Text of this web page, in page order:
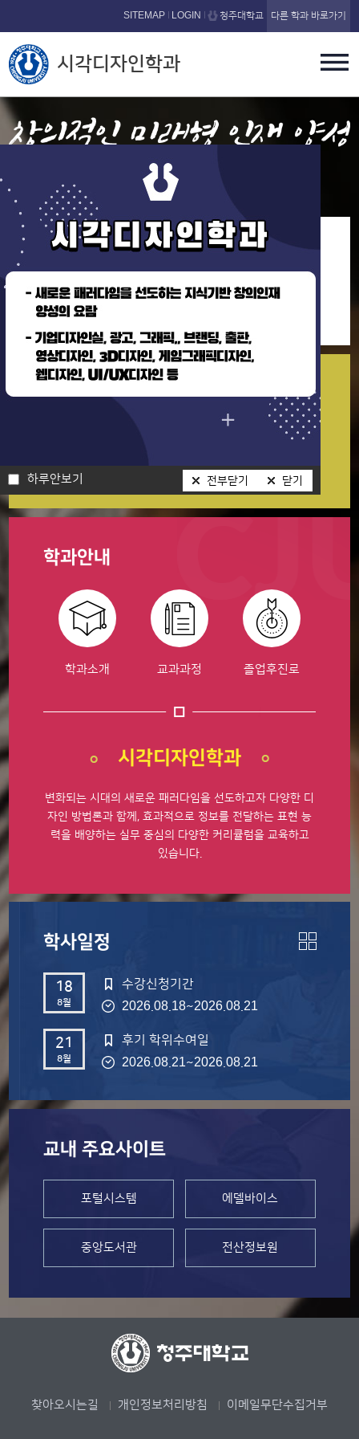
본문 바로가기
하루안보기 전부닫기 닫기
시각디자인학과
SITEMAP LOGIN 청주대학교 다른 학과 바로가기
Visual Communication Design
학과소식
청주대 시각디자인학과, KOSAC ‘두각’
취업정보
진로취업지원포털 바로가기
학과안내
학과소개 교과과정 졸업후진로
시각디자인학과
변화되는 시대의 새로운 패러다임을 선도하고자 다양한 디
자인 방법론과 함께, 효과적으로 정보를 전달하는 표현 능
력을 배양하는 실무 중심의 다양한 커리큘럼을 교육하고
있습니다.
학사일정
18
8월
수강신청기간
2026.08.18~2026.08.21
21
8월
후기 학위수여일
2026.08.21~2026.08.21
교내 주요사이트
포털시스템 에델바이스
중앙도서관 전산정보원
찾아오시는길 개인정보처리방침 이메일무단수집거부